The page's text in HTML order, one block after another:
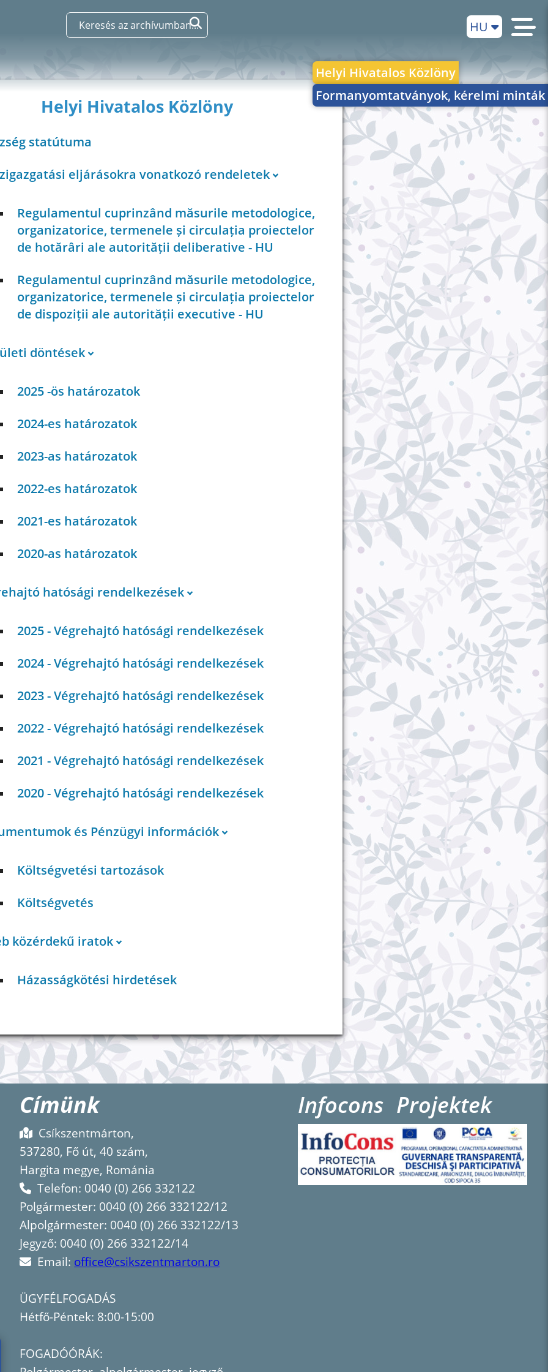
HU
Helyi Hivatalos Közlöny
Formanyomtatványok, kérelmi minták
Helyi Hivatalos Közlöny
statútuma
eljárásokra vonatkozó rendeletek
Regulamentul cuprinzând măsurile metodologice,
organizatorice, termenele și circulația proiectelor
de hotărâri ale autorității deliberative - HU
Regulamentul cuprinzând măsurile metodologice,
organizatorice, termenele și circulația proiectelor
de dispoziții ale autorității executive - HU
döntések
2025 -ös határozatok
2024-es határozatok
2023-as határozatok
2022-es határozatok
2021-es határozatok
2020-as határozatok
hatósági rendelkezések
2025 - Végrehajtó hatósági rendelkezések
2024 - Végrehajtó hatósági rendelkezések
2023 - Végrehajtó hatósági rendelkezések
2022 - Végrehajtó hatósági rendelkezések
2021 - Végrehajtó hatósági rendelkezések
2020 - Végrehajtó hatósági rendelkezések
és Pénzügyi információk
Költségvetési tartozások
Költségvetés
közérdekű iratok
Házasságkötési hirdetések
Címünk
Csíkszentmárton,
537280, Fő út, 40 szám,
Hargita megye, Románia
Telefon: 0040 (0) 266 332122
Polgármester: 0040 (0) 266 332122/12
Alpolgármester: 0040 (0) 266 332122/13
Jegyző: 0040 (0) 266 332122/14
Email: office@csikszentmarton.ro
ÜGYFÉLFOGADÁS
Hétfő-Péntek: 8:00-15:00
FOGADÓÓRÁK:
Infocons Projektek